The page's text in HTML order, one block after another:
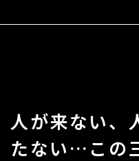
人が来ない、
たない…この